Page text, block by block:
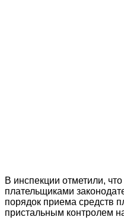
В инспекции отметили,
плательщиками
порядок приема средств
пристальным контролем